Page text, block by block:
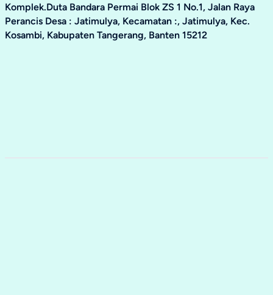
Komplek.Duta Bandara Permai Blok ZS 1 No.1, Jalan Raya
Perancis Desa : Jatimulya, Kecamatan :, Jatimulya, Kec.
Kosambi, Kabupaten Tangerang, Banten 15212